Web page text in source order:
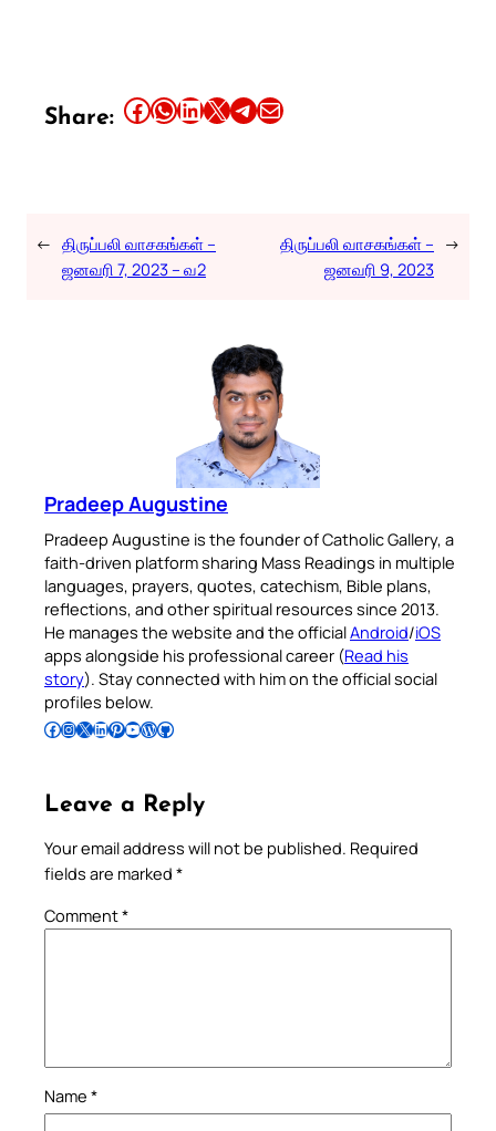
Share: Share this article on Facebook Share this article on WhatsApp Share this article on LinkedIn Share this article on X Share this article on TelegramEmail this Article
← திருப்பலி வாசகங்கள் –
ஜனவரி 7, 2023 – வ2
திருப்பலி வாசகங்கள் –
ஜனவரி 9, 2023
→
Pradeep Augustine
Pradeep Augustine is the founder of Catholic Gallery, a
faith-driven platform sharing Mass Readings in multiple
languages, prayers, quotes, catechism, Bible plans,
reflections, and other spiritual resources since 2013.
He manages the website and the officialAndroid/iOS
apps alongside his professional career (Read his
story). Stay connected with him on the official social
profiles below.
Follow Pradeep on Facebook Follow Pradeep on InstagramFollow Pradeep on X Follow Pradeep on LinkedIn Follow Pradeep on Pinterest Subscribe to Pradeep’s Youtube Channel Follow Pradeep on WordPress Follow Pradeep on GitHub
Leave a Reply
Your email address will not be published. Required
fields are marked *
Comment*
Name *